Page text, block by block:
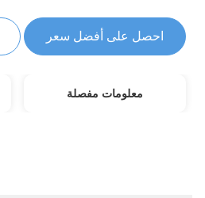
احصل على أفضل سعر
معلومات مفصلة